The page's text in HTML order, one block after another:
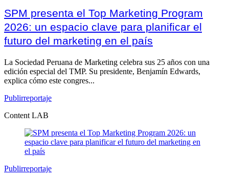
SPM presenta el Top Marketing Program
2026: un espacio clave para planificar el
futuro del marketing en el país
La Sociedad Peruana de Marketing celebra sus 25 años con una
edición especial del TMP. Su presidente, Benjamín Edwards,
explica cómo este congres...
Publirreportaje
Content LAB
Publirreportaje